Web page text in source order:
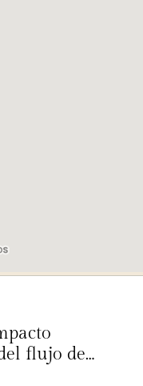
flujo de